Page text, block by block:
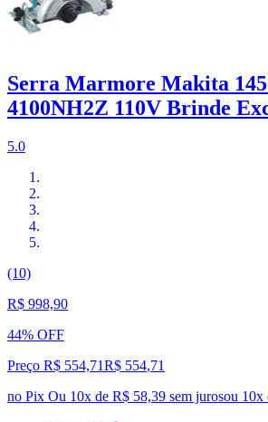
Serra Marmore Makita
4100NH2Z 110V Brinde
5.0
(10)
R$ 998,90
44% OFF
Preço R$ 554,71R$ 554,71
no Pix Ou 10x de R$ 58,39 sem jurosou 10x